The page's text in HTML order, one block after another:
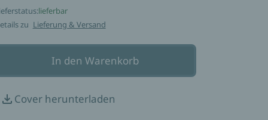
lieferbar
zu Lieferung & Versand
In den Warenkorb
Cover herunterladen